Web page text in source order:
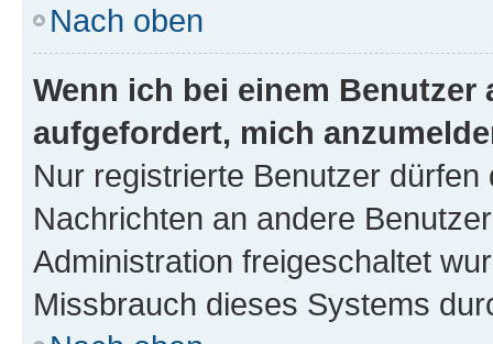
Nach oben
Wenn ich bei einem
aufgefordert, mich
Nur registrierte Benutzer
Nachrichten an andere
Administration freigeschaltet
Missbrauch dieses Systems